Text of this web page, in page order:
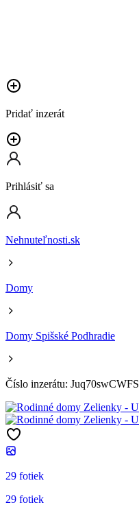
Pridať inzerát
Prihlásiť sa
Nehnuteľnosti.sk
Domy
Domy Spišské Podhradie
Číslo inzerátu: Juq70swCWFS
29 fotiek
29 fotiek